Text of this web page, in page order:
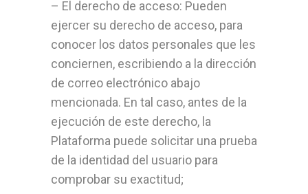
– El derecho de acceso: Pueden
ejercer su derecho de acceso, para
conocer los datos personales que les
conciernen, escribiendo a la dirección
de correo electrónico abajo
mencionada. En tal caso, antes de la
ejecución de este derecho, la
Plataforma puede solicitar una prueba
de la identidad del usuario para
comprobar su exactitud;